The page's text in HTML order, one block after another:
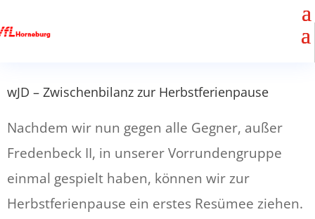
wJD – Zwischenbilanz zur Herbstferienpause
Nachdem wir nun gegen alle Gegner, außer
Fredenbeck II, in unserer Vorrundengruppe
einmal gespielt haben, können wir zur
Herbstferienpause ein erstes Resümee ziehen.